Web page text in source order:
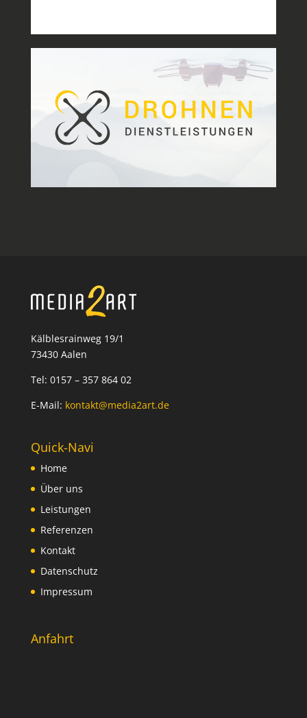
Kälblesrainweg 19/1
73430 Aalen
Tel: 0157 – 357 864 02
E-Mail: kontakt@media2art.de
Quick-Navi
Home
Über uns
Leistungen
Referenzen
Kontakt
Datenschutz
Impressum
Anfahrt